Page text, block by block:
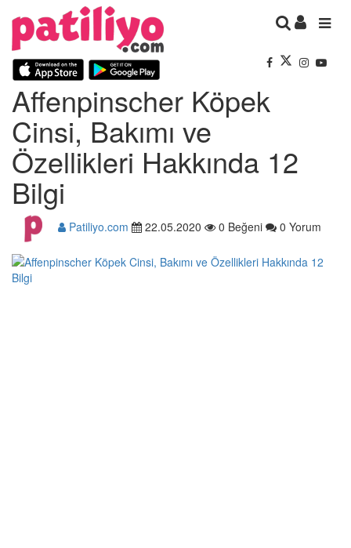
Affenpinscher Köpek
Cinsi, Bakımı ve
Özellikleri Hakkında 12
Bilgi
Patiliyo.com 22.05.2020 0 Beğeni 0 Yorum